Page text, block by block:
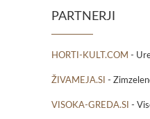
PARTNERJI
HORTI-KULT.COM -
ŽIVAMEJA.SI -
VISOKA-GREDA.SI -